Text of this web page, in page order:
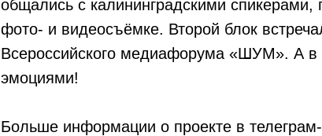
общались с калининградскими
фото- и видеосъёмке. Второй блок
Всероссийского медиафорума «ШУМ». А в
эмоциями!
Больше информации о проекте в